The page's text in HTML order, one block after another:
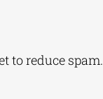
to reduce spam.